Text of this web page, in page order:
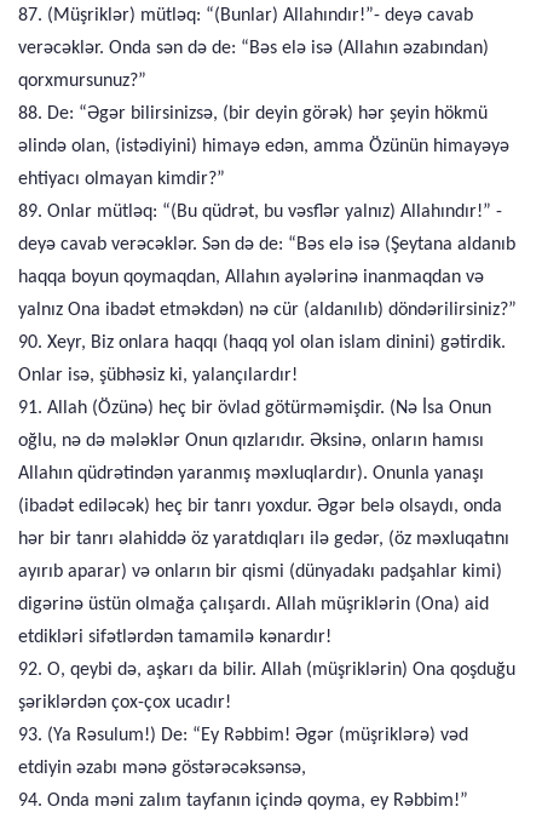
87. (Müşriklər) mütləq: “(Bunlar) Allahındır!”- deyə cavab
verəcəklər. Onda sən də de: “Bəs elə isə (Allahın əzabından)
qorxmursunuz?”
88. De: “Əgər bilirsinizsə, (bir deyin görək) hər şeyin hökmü
əlində olan, (istədiyini) himayə edən, amma Özünün himayəyə
ehtiyacı olmayan kimdir?”
89. Onlar mütləq: “(Bu qüdrət, bu vəsflər yalnız) Allahındır!” -
deyə cavab verəcəklər. Sən də de: “Bəs elə isə (Şeytana aldanıb
haqqa boyun qoymaqdan, Allahın ayələrinə inanmaqdan və
yalnız Ona ibadət etməkdən) nə cür (aldanılıb) döndərilirsiniz?”
90. Xeyr, Biz onlara haqqı (haqq yol olan islam dinini) gətirdik.
Onlar isə, şübhəsiz ki, yalançılardır!
91. Allah (Özünə) heç bir övlad götürməmişdir. (Nə İsa Onun
oğlu, nə də mələklər Onun qızlarıdır. Əksinə, onların hamısı
Allahın qüdrətindən yaranmış məxluqlardır). Onunla yanaşı
(ibadət ediləcək) heç bir tanrı yoxdur. Əgər belə olsaydı, onda
hər bir tanrı əlahiddə öz yaratdıqları ilə gedər, (öz məxluqatını
ayırıb aparar) və onların bir qismi (dünyadakı padşahlar kimi)
digərinə üstün olmağa çalışardı. Allah müşriklərin (Ona) aid
etdikləri sifətlərdən tamamilə kənardır!
92. O, qeybi də, aşkarı da bilir. Allah (müşriklərin) Ona qoşduğu
şəriklərdən çox-çox ucadır!
93. (Ya Rəsulum!) De: “Ey Rəbbim! Əgər (müşriklərə) vəd
etdiyin əzabı mənə göstərəcəksənsə,
94. Onda məni zalım tayfanın içində qoyma, ey Rəbbim!”